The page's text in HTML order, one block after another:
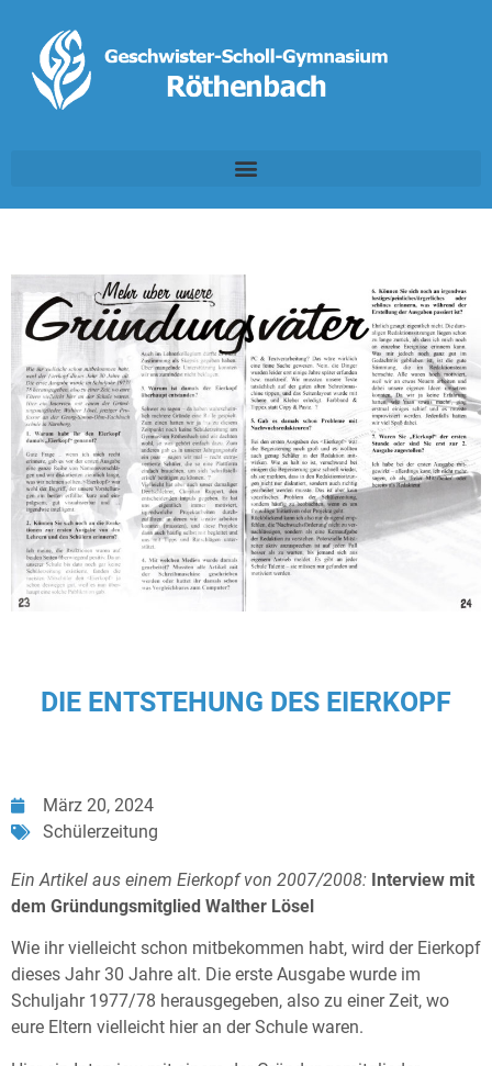
DIE ENTSTEHUNG DES EIERKOPF
März 20, 2024
Schülerzeitung
Ein Artikel aus einem Eierkopf von 2007/2008: Interview mit
dem Gründungsmitglied Walther Lösel
Wie ihr vielleicht schon mitbekommen habt, wird der Eierkopf
dieses Jahr 30 Jahre alt. Die erste Ausgabe wurde im
Schuljahr 1977/78 herausgegeben, also zu einer Zeit, wo
eure Eltern vielleicht hier an der Schule waren.